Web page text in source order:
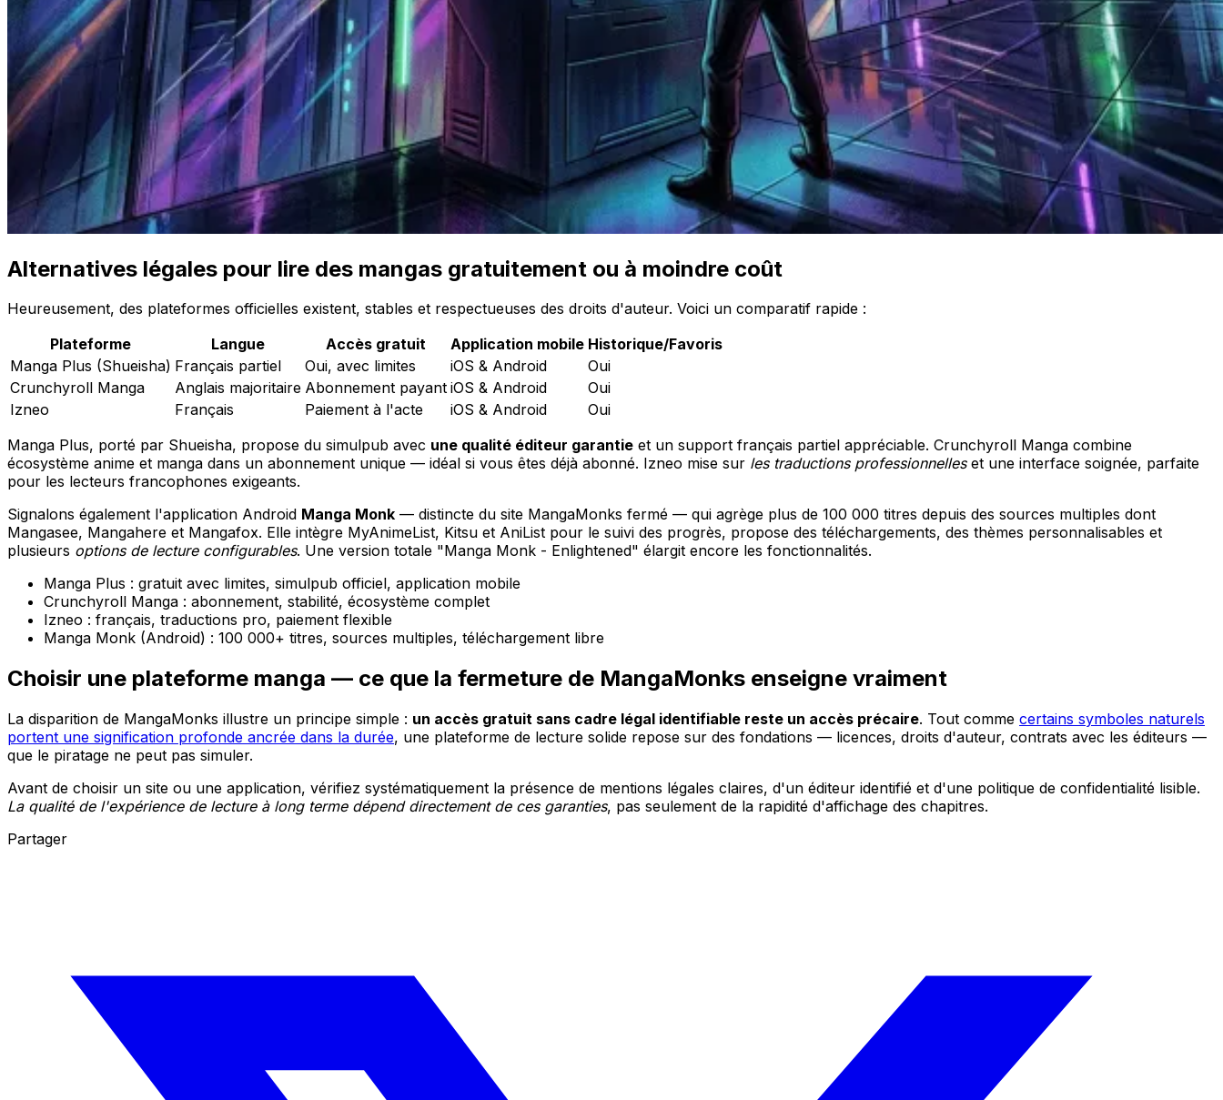
Alternatives légales pour lire des mangas gratuitement ou à moindre coût
Heureusement, des plateformes officielles existent, stables et respectueuses des droits d'auteur. Voici un comparatif rapide :
Plateforme
Langue Accès gratuit Application mobile Historique/Favoris
Manga Plus (Shueisha) Français partiel Oui, avec limites iOS & Android
Oui
Crunchyroll Manga
Anglais majoritaire Abonnement payant iOS & Android
Oui
Izneo
Français Paiement à l'acte iOS & Android
Oui
Manga Plus, porté par Shueisha, propose du simulpub avec une qualité éditeur garantie et un support français partiel appréciable. Crunchyroll Manga combine
écosystème anime et manga dans un abonnement unique — idéal si vous êtes déjà abonné. Izneo mise sur les traductions professionnelleset une interface soignée, parfaite
pour les lecteurs francophones exigeants.
Signalons également l'application Android Manga Monk — distincte du site MangaMonks fermé — qui agrège plus de 100 000 titres depuis des sources multiples dont
Mangasee, Mangahere et Mangafox. Elle intègre MyAnimeList, Kitsu et AniList pour le suivi des progrès, propose des téléchargements, des thèmes personnalisables et
plusieurs options de lecture configurables. Une version totale "Manga Monk - Enlightened" élargit encore les fonctionnalités.
Manga Plus : gratuit avec limites, simulpub officiel, application mobile
Crunchyroll Manga : abonnement, stabilité, écosystème complet
Izneo : français, traductions pro, paiement flexible
Manga Monk (Android) : 100 000+ titres, sources multiples, téléchargement libre
Choisir une plateforme manga — ce que la fermeture de MangaMonks enseigne vraiment
La disparition de MangaMonks illustre un principe simple : un accès gratuit sans cadre légal identifiable reste un accès précaire. Tout comme certains symboles naturels
portent une signification profonde ancrée dans la durée, une plateforme de lecture solide repose sur des fondations — licences, droits d'auteur, contrats avec les éditeurs —
que le piratage ne peut pas simuler.
Avant de choisir un site ou une application, vérifiez systématiquement la présence de mentions légales claires, d'un éditeur identifié et d'une politique de confidentialité lisible.
La qualité de l'expérience de lecture à long terme dépend directement de ces garanties, pas seulement de la rapidité d'affichage des chapitres.
Partager